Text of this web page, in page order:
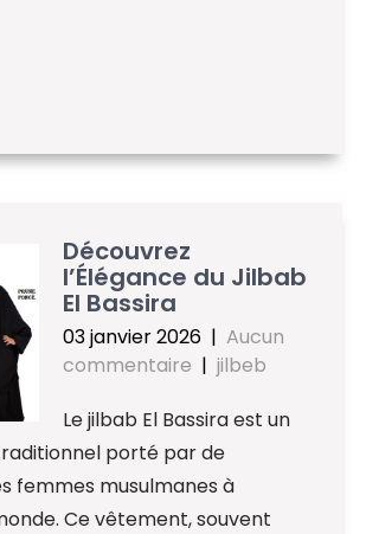
Découvrez
l’Élégance du Jilbab
El Bassira
03 janvier 2026 | Aucun
commentaire | jilbeb
Le jilbab El Bassira est un
porté par de
femmes musulmanes à
Ce vêtement, souvent